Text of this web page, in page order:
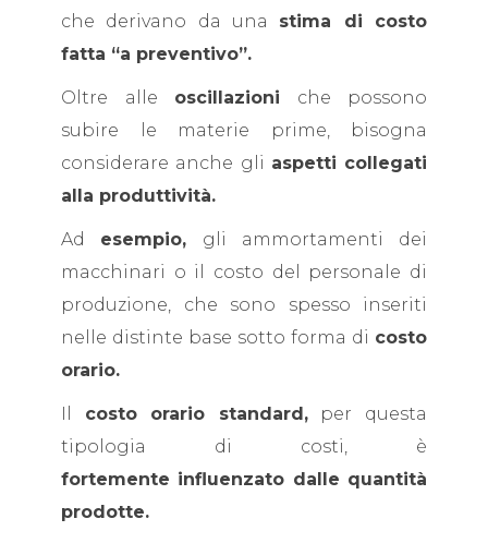
che derivano da una stima di costo
fatta “a preventivo”.
Oltre alle oscillazioni che possono
subire le materie prime, bisogna
considerare anche gli aspetti collegati
alla produttività.
Ad esempio, gli ammortamenti dei
macchinari o il costo del personale di
produzione, che sono spesso inseriti
nelle distinte base sotto forma di costo
orario.
Il costo orario standard,per questa
tipologia di costi, è
fortemente influenzato dalle quantità
prodotte.